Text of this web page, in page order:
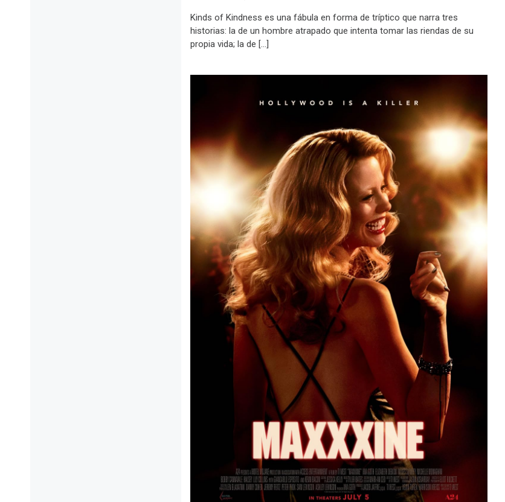
Kinds of Kindness es una fábula en forma de tríptico que narra tres
historias: la de un hombre atrapado que intenta tomar las riendas de su
propia vida; la de […]